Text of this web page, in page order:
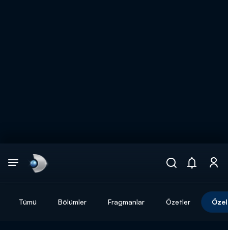
Tümü Bölümler Fragmanlar Özetler